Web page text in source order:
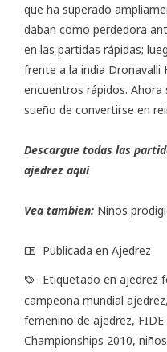
que ha superado
daban como perdedora
en las partidas rápidas;
frente a la india Dronavalli
encuentros rápidos. Ahora
sueño de convertirse en
Descargue todas las
ajedrez aquí
Vea tambien: Niños
Publicada en Ajedrez
Etiquetado en ajedrez
campeona mundial ajedrez,
femenino de ajedrez,
Championships 2010,